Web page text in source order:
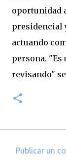
oportunidad
presidencial
actuando
persona. "Es
revisando"
Publicar un